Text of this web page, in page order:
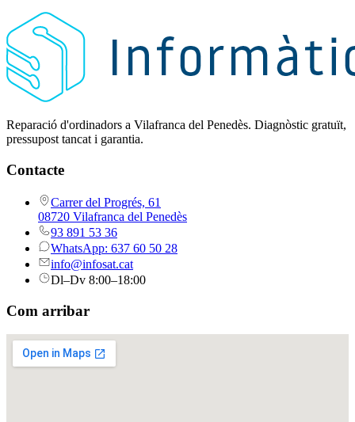
Reparació d'ordinadors a Vilafranca del Penedès. Diagnòstic gratuït,
pressupost tancat i garantia.
Contacte
Carrer del Progrés, 61
08720 Vilafranca del Penedès
93 891 53 36
WhatsApp: 637 60 50 28
info@infosat.cat
Dl–Dv 8:00–18:00
Com arribar